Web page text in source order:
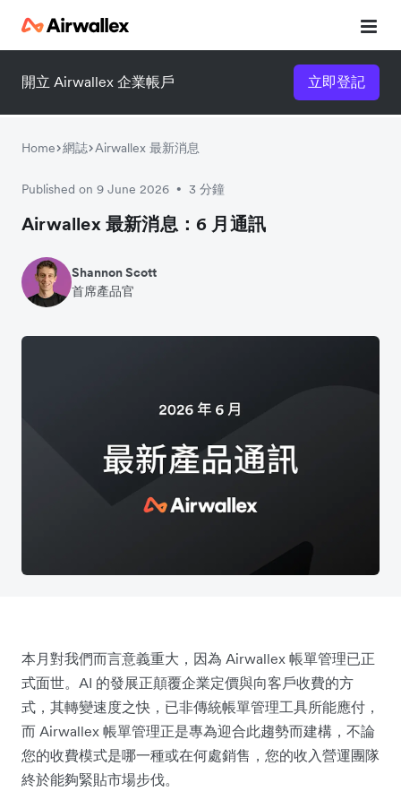
開立 Airwallex 企業帳戶 立即登記
Home 網誌 Airwallex 最新消息
Published on 9 June 2026 • 3 分鐘
Airwallex 最新消息：6 月通訊
Shannon Scott
首席產品官
本月對我們而言意義重大，因為 Airwallex 帳單管理已正
式面世。AI 的發展正顛覆企業定價與向客戶收費的方
式，其轉變速度之快，已非傳統帳單管理工具所能應付，
而 Airwallex 帳單管理正是專為迎合此趨勢而建構，不論
您的收費模式是哪一種或在何處銷售，您的收入營運團隊
終於能夠緊貼市場步伐。